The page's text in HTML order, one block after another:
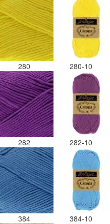
280 280-10
282 282-10
384 384-10